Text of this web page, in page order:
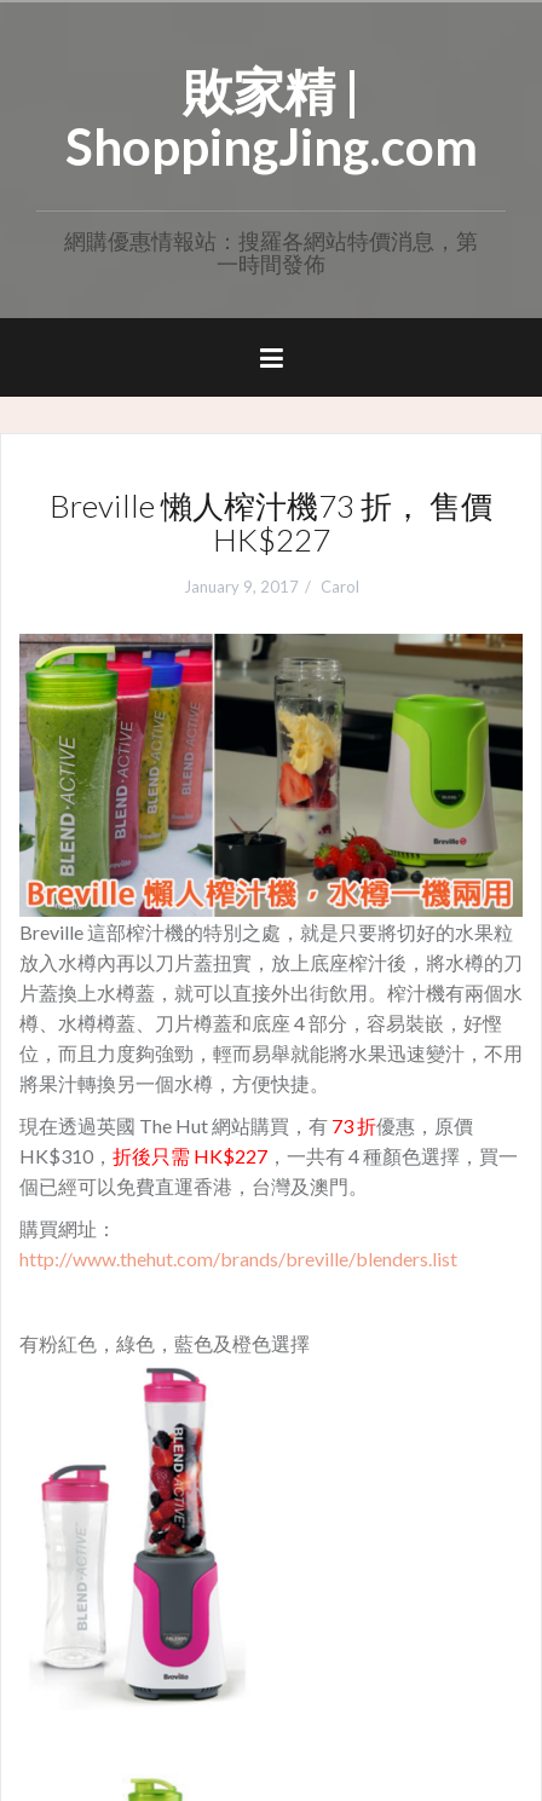
敗家精 |
ShoppingJing.com
網購優惠情報站：搜羅各網站特價消息，第
一時間發佈
Breville 懶人榨汁機73 折， 售價
HK$227
January 9, 2017 Carol
Breville 這部榨汁機的特別之處，就是只要將切好的水果粒
放入水樽內再以刀片蓋扭實，放上底座榨汁後，將水樽的刀
片蓋換上水樽蓋，就可以直接外出街飲用。榨汁機有兩個水
樽、水樽樽蓋、刀片樽蓋和底座 4 部分，容易裝嵌，好慳
位，而且力度夠強勁，輕而易舉就能將水果迅速變汁，不用
將果汁轉換另一個水樽，方便快捷。
現在透過英國 The Hut 網站購買，有 73 折優惠，原價
HK$310， 折後只需 HK$227 ，一共有 4 種顏色選擇，買一
個已經可以免費直運香港，台灣及澳門。
購買網址：
http://www.thehut.com/brands/breville/blenders.list
有粉紅色，綠色，藍色及橙色選擇